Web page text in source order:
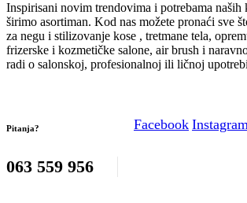
Inspirisani novim trendovima i potrebama naših
širimo asortiman. Kod nas možete pronaći sve
za negu i stilizovanje kose , tretmane tela,
frizerske i kozmetičke salone, air brush i
radi o salonskoj, profesionalnoj ili ličnoj
Pitanja?
063 559 956
Facebook